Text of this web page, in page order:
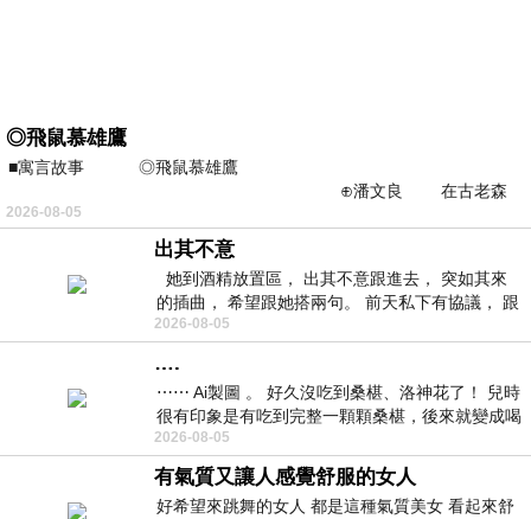
◎飛鼠慕雄鷹
■寓言故事 ◎飛鼠慕雄鷹
⊕潘文良 在古老森
林的底層，住著一隻小飛鼠
2026-08-05
出其不意
她到酒精放置區， 出其不意跟進去， 突如其來
的插曲， 希望跟她搭兩句。 前天私下有協議， 跟
著阿弟丟拉基
2026-08-05
….
⋯⋯ Ai製圖 。 好久沒吃到桑椹、洛神花了！ 兒時
很有印象是有吃到完整一顆顆桑椹，後來就變成喝
桑椹汁。 現在是連喝都沒喝
2026-08-05
有氣質又讓人感覺舒服的女人
好希望來跳舞的女人 都是這種氣質美女 看起來舒